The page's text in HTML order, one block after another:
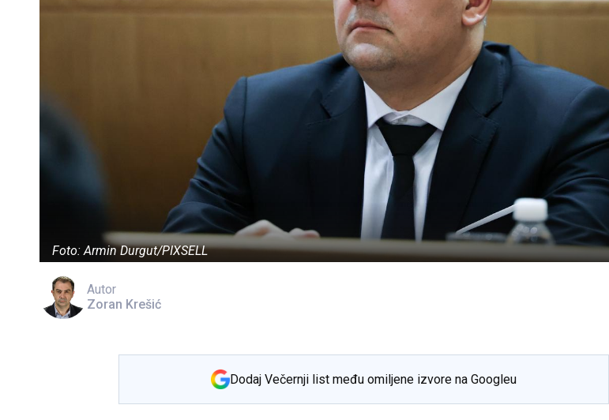
Foto: Armin Durgut/PIXSELL
Autor
Zoran Krešić
Dodaj Večernji list među omiljene izvore na Googleu